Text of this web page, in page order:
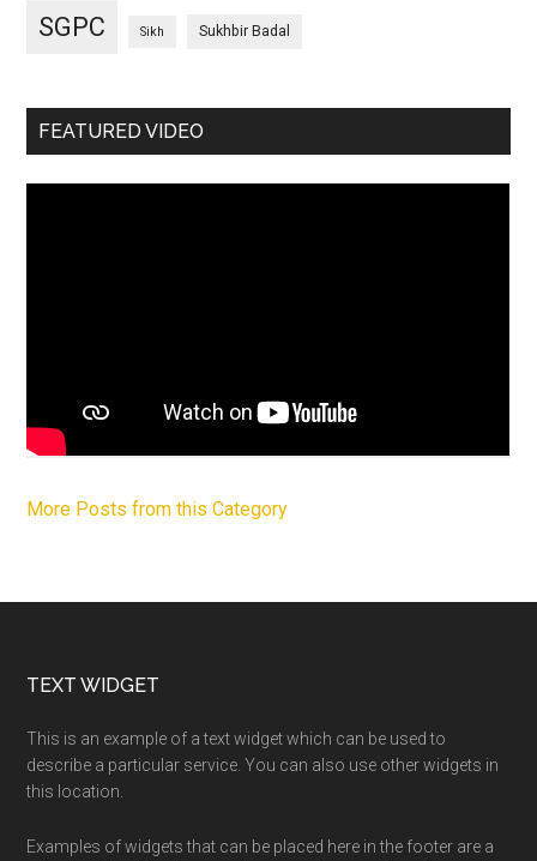
SGPC Sikh Sukhbir Badal
FEATURED VIDEO
More Posts from this Category
Footer
TEXT WIDGET
This is an example of a text widget which can be used to
describe a particular service. You can also use other widgets in
this location.
Examples of widgets that can be placed here in the footer are a